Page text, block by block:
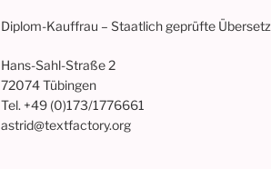
Diplom-Kauffrau – Staatlich geprüfte
Hans-Sahl-Straße 2
72074 Tübingen
Tel. +49 (0)173/1776661
astrid@textfactory.org